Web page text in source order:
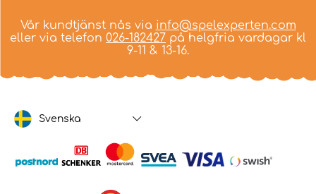
Vår kundtjänst nås via info@spelexperten.com
eller via telefon 026-182427 på helgfria vardagar kl
9-11 & 13-16.
Svenska